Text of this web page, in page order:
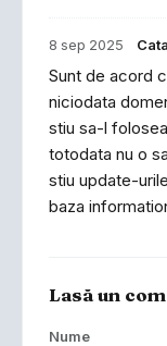
8 sep 2025
Sunt de acord
niciodata
stiu sa-l
totodata nu o
stiu update-
baza
Lasă un
Nume